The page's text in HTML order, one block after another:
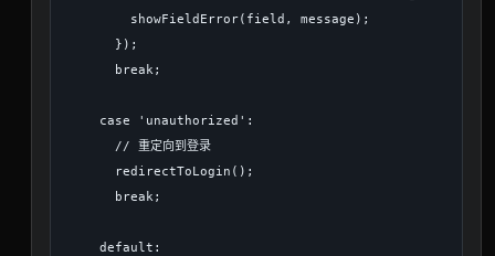
        showFieldError(field, message);
      });
      break;
    case 'unauthorized':
      // 重定向到登录
      redirectToLogin();
      break;
    default: